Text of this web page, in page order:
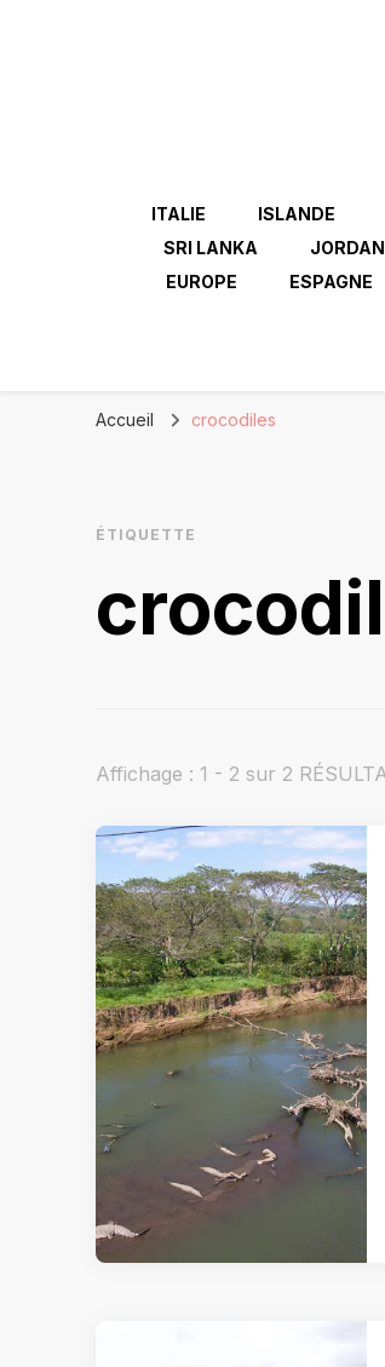
ITALIE ISLANDE
SRI LANKA
EUROPE
ESPAGNE
Accueil crocodiles
ÉTIQUETTE
Affichage : 1 - 2 sur 2